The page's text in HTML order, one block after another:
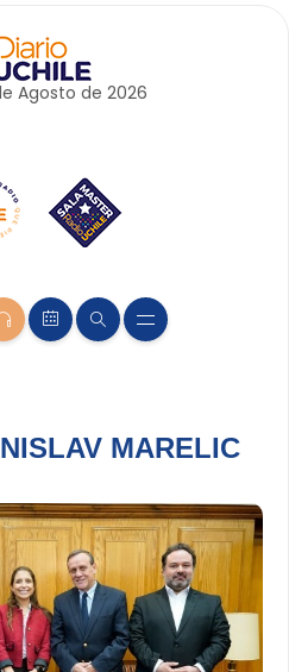
Agosto de 2026
MARELIC